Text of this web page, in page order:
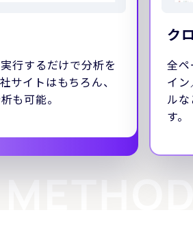
行するだけで分析を
サイトはもちろん、
も可能。
ク
全
イ
ル
す。